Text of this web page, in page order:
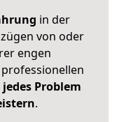
in der
von oder
engen
jedes Problem
.